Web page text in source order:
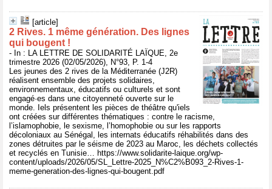
[article]
2 Rives. 1 même génération. Des lignes
qui bougent !
- In : LA LETTRE DE SOLIDARITÉ LAÏQUE, 2e
trimestre 2026 (02/05/2026), N°93, P. 1-4
Les jeunes des 2 rives de la Méditerranée (J2R)
réalisent ensemble des projets solidaires,
environnementaux, éducatifs ou culturels et sont
engagé·es dans une citoyenneté ouverte sur le
monde. Iels présentent les pièces de théâtre qu'iels
ont créées sur différentes thématiques : contre le racisme,
l’islamophobie, le sexisme, l’homophobie ou sur les rapports
décoloniaux au Sénégal, les internats éducatifs réhabilités dans des
zones détruites par le séisme de 2023 au Maroc, les déchets collectés
et recyclés en Tunisie… https://www.solidarite-laique.org/wp-
content/uploads/2026/05/SL_Lettre-2025_N%C2%B093_2-Rives-1-
meme-generation-des-lignes-qui-bougent.pdf